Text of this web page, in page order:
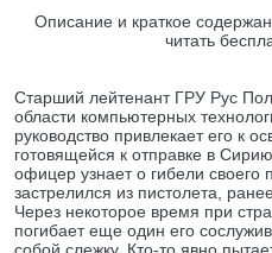
Описание и краткое
читать
Старший лейтенант ГРУ Рус
области компьютерных
руководство привлекает его к
готовящейся к отправке в
офицер узнает о гибели своего
застрелился из пистолета,
Через некоторое время при
погибает еще один его